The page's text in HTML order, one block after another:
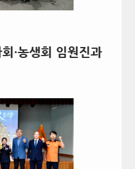
·농생회 임원진과